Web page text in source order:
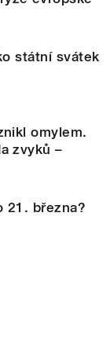
státní svátek
omylem.
zvyků –
21. března?